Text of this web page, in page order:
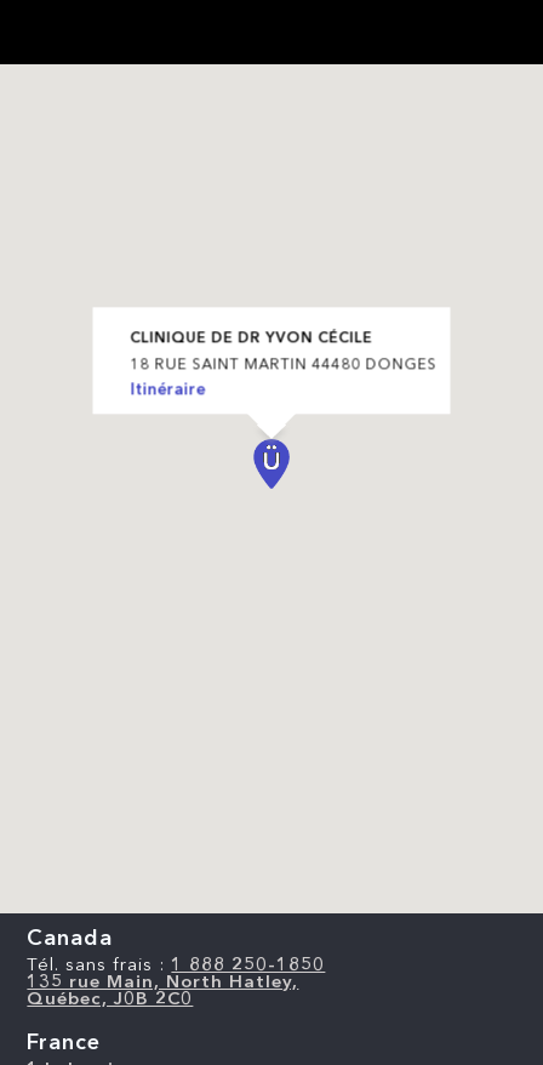
CLINIQUE DE DR YVON CÉCILE
18 RUE SAINT MARTIN 44480 DONGES
Itinéraire
Canada
Tél. sans frais : 1 888 250-1850
135 rue Main, North Hatley,
Québec, J0B 2C0
France